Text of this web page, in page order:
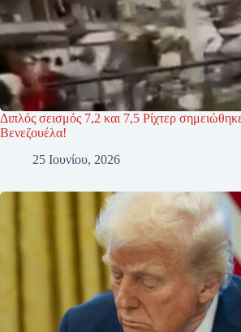
Διπλός σεισμός 7,2 και 7,5 Ρίχτερ
Βενεζουέλα!
25 Ιουνίου, 2026